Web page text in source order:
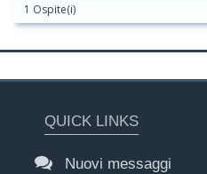
1 Ospite(i)
QUICK LINKS
Nuovi messaggi